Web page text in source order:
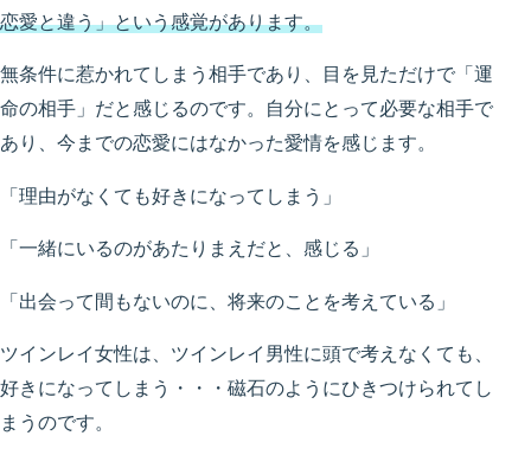
恋愛と違う」という感覚があります。
無条件に惹かれてしまう相手であり、目を見ただけで「運
命の相手」だと感じるのです。自分にとって必要な相手で
あり、今までの恋愛にはなかった愛情を感じます。
「理由がなくても好きになってしまう」
「一緒にいるのがあたりまえだと、感じる」
「出会って間もないのに、将来のことを考えている」
ツインレイ女性は、ツインレイ男性に頭で考えなくても、
好きになってしまう・・・磁石のようにひきつけられてし
まうのです。